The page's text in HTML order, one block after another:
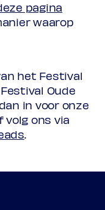
pagina
waarop
het Festival
Oude
in voor onze
volg ons via
.